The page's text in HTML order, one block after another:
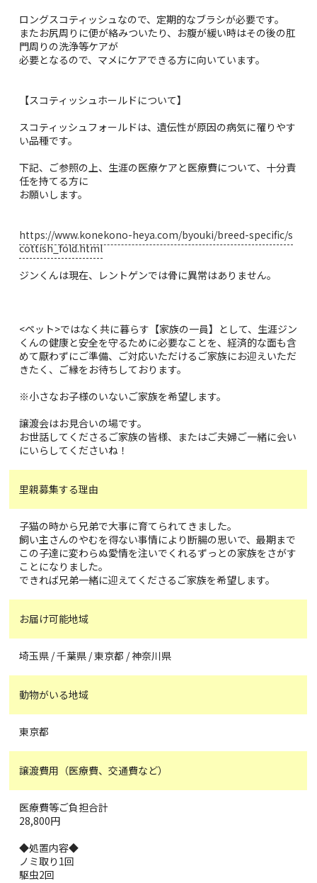
ロングスコティッシュなので、定期的なブラシが必要です。
またお尻周りに便が絡みついたり、お腹が緩い時はその後の肛
門周りの洗浄等ケアが
必要となるので、マメにケアできる方に向いています。
【スコティッシュホールドについて】
スコティッシュフォールドは、遺伝性が原因の病気に罹りやす
い品種です。
下記、ご参照の上、生涯の医療ケアと医療費について、十分責
任を持てる方に
お願いします。
https://www.konekono-heya.com/byouki/breed-specific/s
cottish_fold.html
ジンくんは現在、レントゲンでは骨に異常はありません。
<ペット>ではなく共に暮らす【家族の一員】として、生涯ジン
くんの健康と安全を守るために必要なことを、経済的な面も含
めて厭わずにご準備、ご対応いただけるご家族にお迎えいただ
きたく、ご縁をお待ちしております。
※小さなお子様のいないご家族を希望します。
譲渡会はお見合いの場です。
お世話してくださるご家族の皆様、またはご夫婦ご一緒に会い
にいらしてくださいね！
里親募集する理由
子猫の時から兄弟で大事に育てられてきました。
飼い主さんのやむを得ない事情により断腸の思いで、最期まで
この子達に変わらぬ愛情を注いでくれるずっとの家族をさがす
ことになりました。
できれば兄弟一緒に迎えてくださるご家族を希望します。
お届け可能地域
埼玉県 / 千葉県 / 東京都 / 神奈川県
動物がいる地域
東京都
譲渡費用（医療費、交通費など）
医療費等ご負担合計
28,800円
◆処置内容◆
ノミ取り1回
駆虫2回